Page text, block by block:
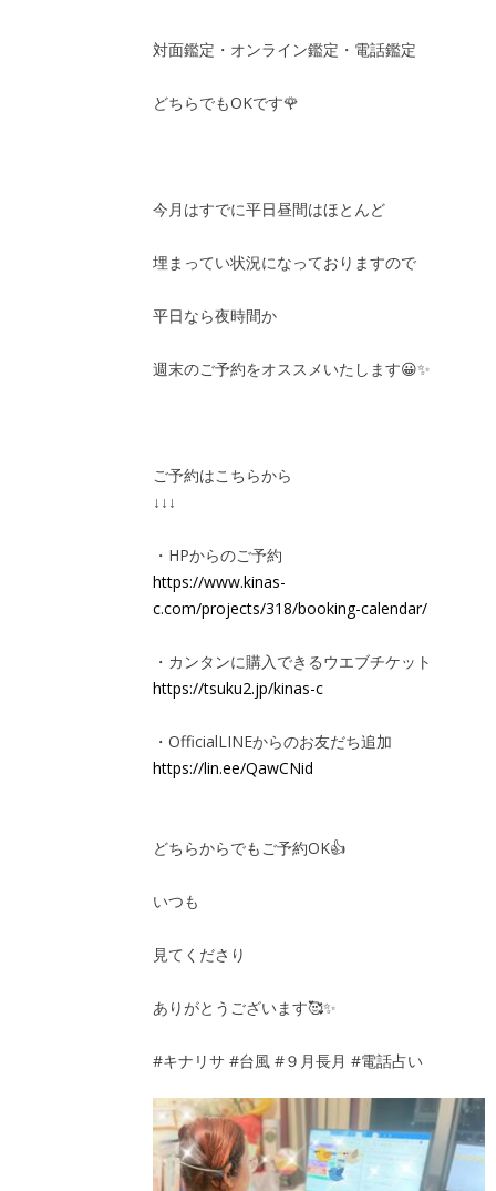
対面鑑定・オンライン鑑定・電話鑑定
どちらでもOKです🌹
今月はすでに平日昼間はほとんど
埋まってい状況になっておりますので
平日なら夜時間か
週末のご予約をオススメいたします😀✨
ご予約はこちらから
↓↓↓
・HPからのご予約
https://www.kinas-
c.com/projects/318/booking-calendar/
・カンタンに購入できるウエブチケット
https://tsuku2.jp/kinas-c
・OfficialLINEからのお友だち追加
https://lin.ee/QawCNid
どちらからでもご予約OK👍
いつも
見てくださり
ありがとうございます🥰✨
#キナリサ #台風 #９月長月 #電話占い